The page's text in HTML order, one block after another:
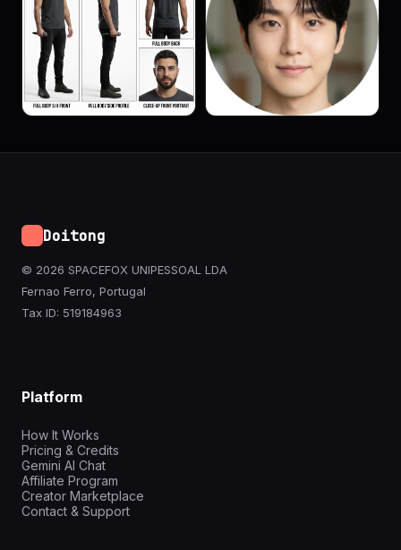
Doitong
© 2026 SPACEFOX UNIPESSOAL LDA
Fernao Ferro, Portugal
Tax ID: 519184963
Platform
How It Works
Pricing & Credits
Gemini AI Chat
Affiliate Program
Creator Marketplace
Contact & Support